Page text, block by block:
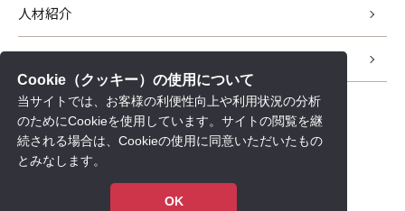
Cookie（クッキー）の使用について
当サイトでは、お客様の利便性向上や利用状況の分析
のためにCookieを使用しています。サイトの閲覧を継
続される場合は、Cookieの使用に同意いただいたもの
とみなします。
OK
人材紹介
新着情報
会社情報
採用情報